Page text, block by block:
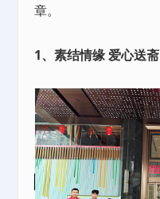
章。
1、素结情缘 爱心送斋